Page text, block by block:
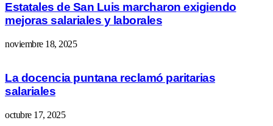
Estatales de San Luis marcharon exigiendo
mejoras salariales y laborales
noviembre 18, 2025
La docencia puntana reclamó paritarias
salariales
octubre 17, 2025